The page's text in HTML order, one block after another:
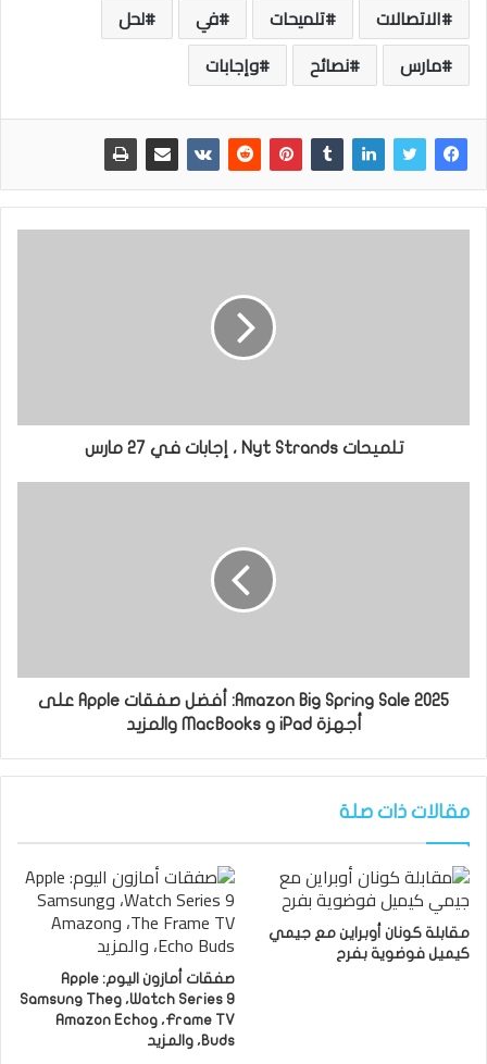
الاتصالات
تلميحات في
لحل
مارس
نصائح وإجابات
تلميحات Nyt Strands ، إجابات في 27 مارس
Amazon Big Spring Sale 2025: أفضل صفقات Apple على
أجهزة iPad و MacBooks والمزيد
مقالات ذات صلة
مقابلة كونان أوبراين مع جيمي
كيميل فوضوية بفرح
صفقات أمازون اليوم: Apple
Watch Series 9، وSamsung The
Frame TV، وAmazon Echo
Buds، والمزيد